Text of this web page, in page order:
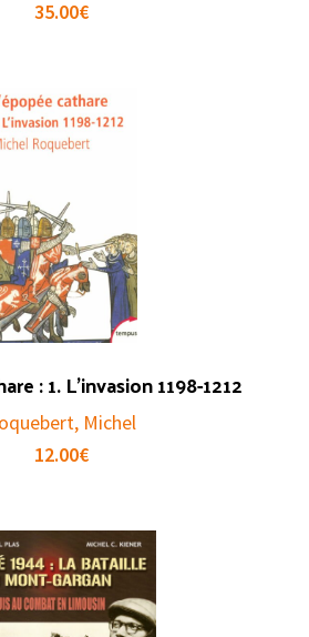
35.00€
: 1. L’invasion 1198-1212
Michel
12.00€